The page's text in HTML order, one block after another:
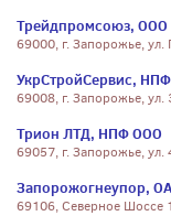
Трейдпромсоюз, ООО
69000, г. Запорожье, ул.
УкрСтройСервис,
69008, г. Запорожье, ул.
Трион ЛТД, НПФ ООО
69057, г. Запорожье,
Запорожогнеупор,
69106, Северное Шоссе 1